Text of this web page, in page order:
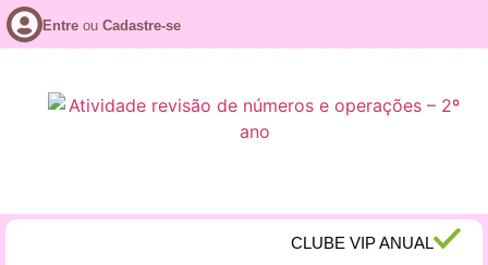
Entre ou Cadastre-se
CLUBE VIP ANUAL